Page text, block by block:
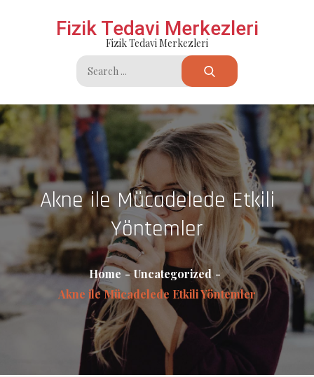
Fizik Tedavi Merkezleri
Fizik Tedavi Merkezleri
Search
for:
Akne ile Mücadelede Etkili
Yöntemler
Home
Uncategorized
Akne ile Mücadelede Etkili Yöntemler